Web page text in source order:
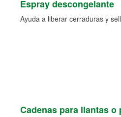
Espray descongelante
Ayuda a liberar cerraduras y
Cadenas para llantas